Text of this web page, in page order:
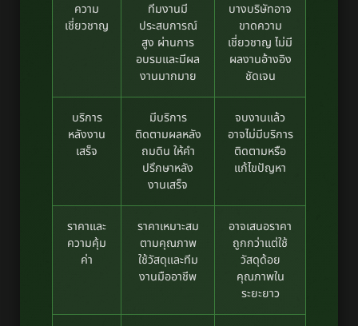
ความ
เชี่ยวชาญ
ทีมงานมี
ประสบการณ์
สูง ผ่านการ
อบรมและมีผล
งานมากมาย
บางบริษัทอาจ
ขาดความ
เชี่ยวชาญ ไม่มี
ผลงานอ้างอิง
ชัดเจน
บริการ
หลังงาน
เสร็จ
มีบริการ
ติดตามผลหลัง
ถมดิน ให้คำ
ปรึกษาหลัง
งานเสร็จ
จบงานแล้ว
อาจไม่มีบริการ
ติดตามหรือ
แก้ไขปัญหา
ราคาและ
ความคุ้ม
ค่า
ราคาเหมาะสม
ตามคุณภาพ
ใช้วัสดุและทีม
งานมืออาชีพ
อาจเสนอราคา
ถูกกว่าแต่ใช้
วัสดุด้อย
คุณภาพใน
ระยะยาว